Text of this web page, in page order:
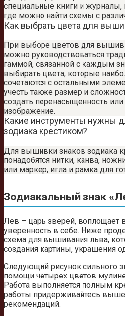
специальные книги и
где можно найти схемы с
Как выбрать цвета для
При выборе цветов для
можно руководствоваться
гаммой, связанной с каждым
выбирать цвета, которые
сочетаются с остальными
учесть также размер и
создать перенасыщенность
изображение.
Какие инструменты нужны
зодиака крестиком?
Для вышивки знаков зодиака
понадобятся нитки, канва,
или маркер, игла и рамка для
Зодиакальный знак
Лев – царь зверей, воплощает
уверенность в себе. Ниже
схема для вышивания льва,
создания картины, украшения
Следующий рисунок сильного
помощи четырех цветов
Работа выполняется полным
работы придерживайтесь
рекомендаций.